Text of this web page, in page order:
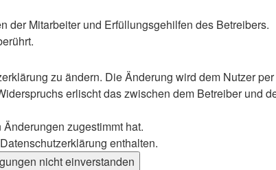
der Mitarbeiter und Erfüllungsgehilfen des Betreibers.
zu ändern. Die Änderung wird dem Nutzer
erlischt das zwischen dem Betreiber und
zugestimmt hat.
enthalten.